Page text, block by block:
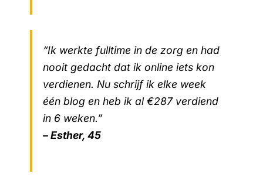
“Ik werkte fulltime in de zorg en had
nooit gedacht dat ik online iets kon
verdienen. Nu schrijf ik elke week
één blog en heb ik al €287 verdiend
in 6 weken.”
– Esther, 45